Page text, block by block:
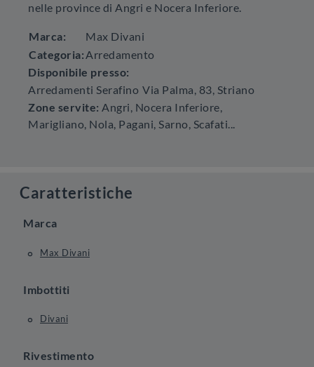
nelle province di Angri e Nocera Inferiore.
Marca:
Max Divani
Categoria:Arredamento
Disponibile presso:
Arredamenti Serafino Via Palma, 83, Striano
Zone servite: Angri, Nocera Inferiore,
Marigliano, Nola, Pagani, Sarno, Scafati...
Caratteristiche
Marca
Max Divani
Imbottiti
Divani
Rivestimento